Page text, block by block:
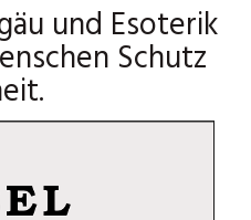
und Esoterik
Schutz